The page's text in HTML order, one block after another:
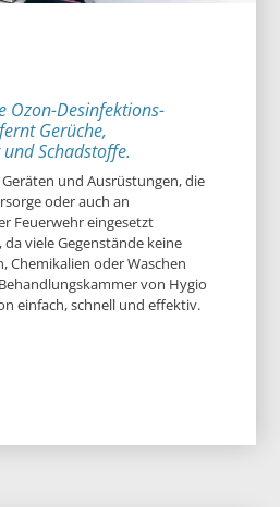
Ozon-Desinfektions-
Gerüche,
Schadstoffe.
und Ausrüstungen, die
oder auch an
Feuerwehr eingesetzt
viele Gegenstände keine
Chemikalien oder Waschen
von Hygio
einfach, schnell und effektiv.